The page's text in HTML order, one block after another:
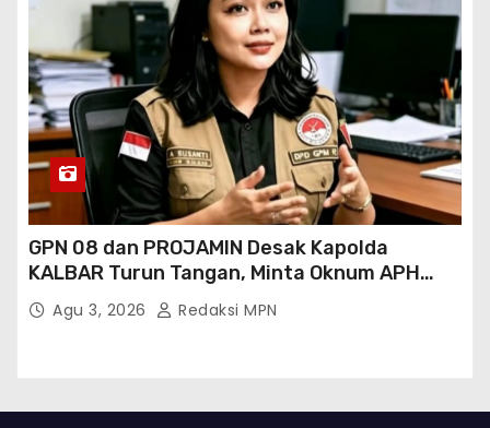
GPN 08 dan PROJAMIN Desak Kapolda
KALBAR Turun Tangan, Minta Oknum APH
Binaan SAWMILL Ilegal Sintang Ditindak
Agu 3, 2026 Redaksi MPN